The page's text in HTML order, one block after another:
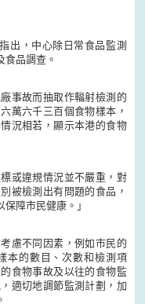
出，中心除日常食品監測
食品調查。
事故而抽取作輻射檢測的
萬六千三百個食物樣本，
況相若，顯示本港的食物
或違規情況並不嚴重，對
被檢測出有問題的食品，
障市民健康。」
慮不同因素，例如市民的
本的數目、次數和檢測項
食物事故及以往的食物監
適切地調節監測計劃，加